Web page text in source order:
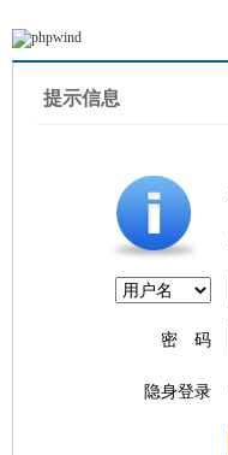
提示信息
密 码
隐身登录